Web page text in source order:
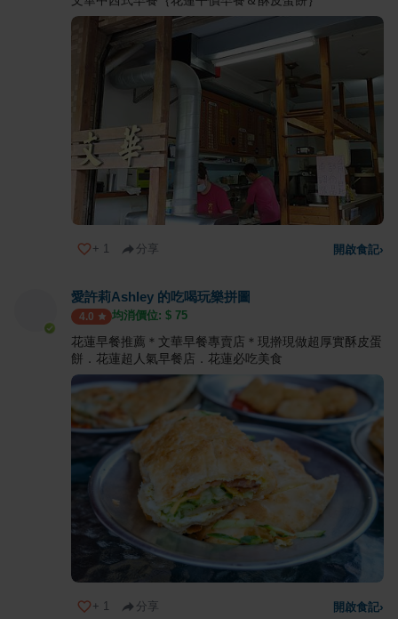
+ 1 分享 開啟食記›
愛許莉Ashley 的吃喝玩樂拼圖
4.0 均消價位: $ 75
花蓮早餐推薦＊文華早餐專賣店＊現擀現做超厚實酥皮蛋
餅．花蓮超人氣早餐店．花蓮必吃美食
+ 1 分享 開啟食記›